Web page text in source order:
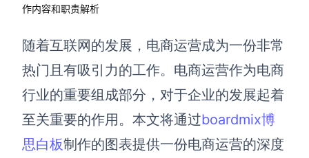
博思白板离线版
博思设计
一体化产品设计工具
AI生成PPT，支持在线编辑
作内容和职责解析
随着互联网的发展，电商运营成为一份非常
热门且有吸引力的工作。电商运营作为电商
行业的重要组成部分，对于企业的发展起着
至关重要的作用。本文将通过boardmix博
思白板制作的图表提供一份电商运营的深度